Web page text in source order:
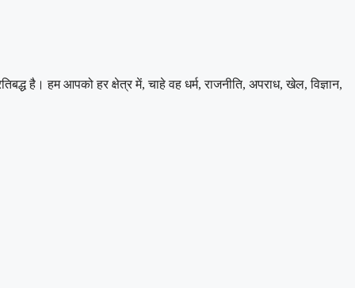
है। हम आपको हर क्षेत्र में, चाहे वह धर्म, राजनीति, अपराध, खेल, विज्ञान,